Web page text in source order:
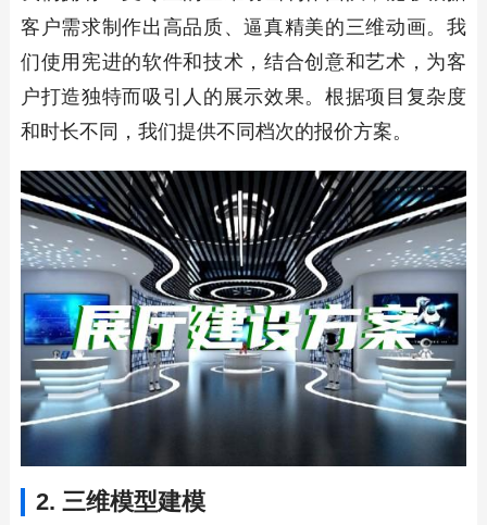
客户需求制作出高品质、逼真精美的三维动画。我
们使用宪进的软件和技术，结合创意和艺术，为客
户打造独特而吸引人的展示效果。根据项目复杂度
和时长不同，我们提供不同档次的报价方案。
2. 三维模型建模